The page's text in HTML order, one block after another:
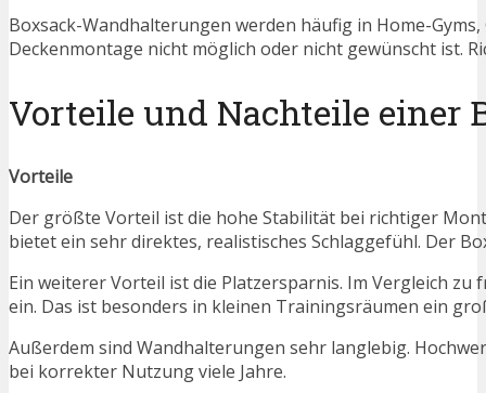
Boxsack-Wandhalterungen werden häufig in Home-
Deckenmontage nicht möglich oder nicht gewünscht ist.
Vorteile und Nachteile einer
Vorteile
Der größte Vorteil ist die hohe Stabilität bei richtiger
bietet ein sehr direktes, realistisches Schlaggefühl. Der
Ein weiterer Vorteil ist die Platzersparnis. Im Vergleich
ein. Das ist besonders in kleinen Trainingsräumen ein
Außerdem sind Wandhalterungen sehr langlebig.
bei korrekter Nutzung viele Jahre.